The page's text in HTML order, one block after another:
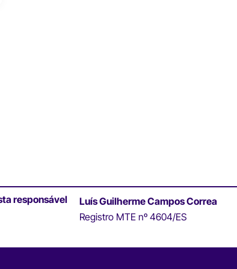
responsável
Luís Guilherme Campos Correa
Registro MTE nº 4604/ES